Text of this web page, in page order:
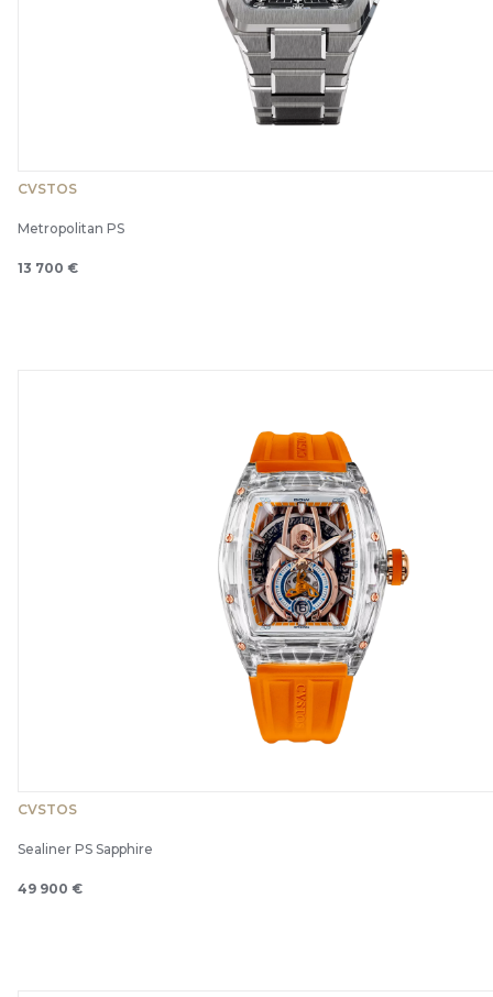
CVSTOS
Metropolitan PS
13 700 €
CVSTOS
Sealiner PS Sapphire
49 900 €